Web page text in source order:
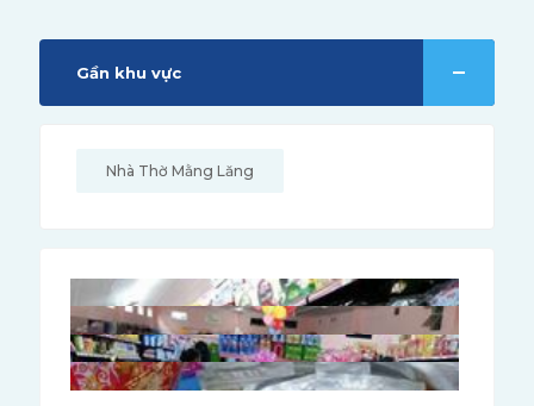
Gần khu vực
Nhà Thờ Mằng Lăng